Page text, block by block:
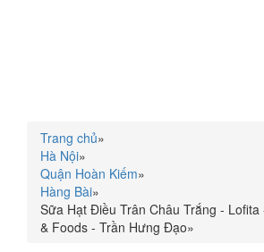
Trang chủ»
Hà Nội»
Quận Hoàn Kiếm»
Hàng Bài»
Sữa Hạt Điều Trân Châu Trắng - Lofita
& Foods - Trần Hưng Đạo»